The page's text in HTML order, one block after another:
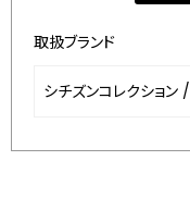
取扱ブランド
シチズンコレクション /